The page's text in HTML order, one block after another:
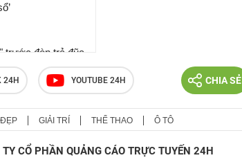
trước đòn trả đũa
ông Trump nổi
nỗi lo mới từ
24H YOUTUBE 24H CHIA SẺ
ĐẸP GIẢI TRÍ THỂ THAO Ô TÔ
TY CỔ PHẦN QUẢNG CÁO TRỰC TUYẾN 24H